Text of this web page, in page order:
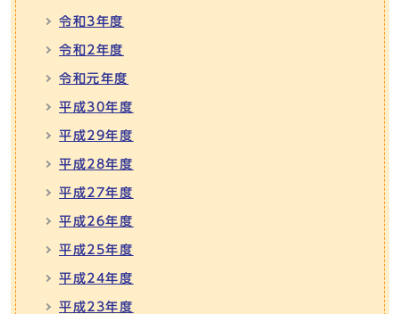
令和3年度
令和2年度
令和元年度
平成30年度
平成29年度
平成28年度
平成27年度
平成26年度
平成25年度
平成24年度
平成23年度